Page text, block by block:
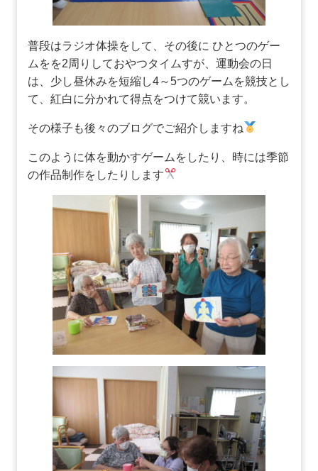
普段はラジオ体操をして、その後に ひとつのゲー
ムをを2周りしておやつタイムすが、運動会の日
は、少し昼休みを短縮し4～5つのゲームを競技とし
て、紅白に分かれて得点をつけて競います。
その様子も後々のブログでご紹介しますね
このように体を動かすゲームをしたり、時には季節
の作品制作をしたりします